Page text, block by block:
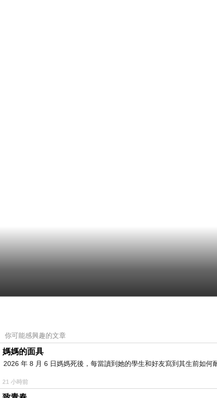
你可能感興趣的文章
媽媽的面具
2026 年 8 月 6 日媽媽死後，每當讀到她的學生和好友寫到其生前如
21 小時前